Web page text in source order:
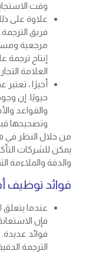
وقت
علاوة على
فريق
مرجعية
إنتاج
العلامة
أخيرًا ،
حيويًا. إن
والقواعد
وتصحيحها
من خلال النظر في
يمكن للشركات
والدقة والملاءمة
فوائد توظيف
عندما يتعلق
فإن
فوائد
الترجمة